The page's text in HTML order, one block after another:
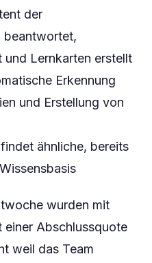
der
beantwortet,
und Lernkarten erstellt
Erkennung
und Erstellung von
ähnliche, bereits
wurden mit
einer Abschlussquote
weil das Team